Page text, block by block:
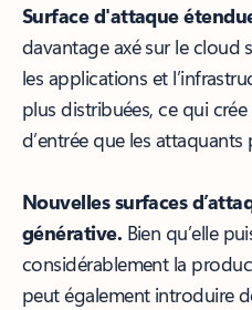
Surface d'attaque
davantage axé sur le cloud
les applications et
plus distribuées, ce qui
d’entrée que les
Nouvelles surfaces
générative. Bien qu’elle
considérablement la
peut également introduire